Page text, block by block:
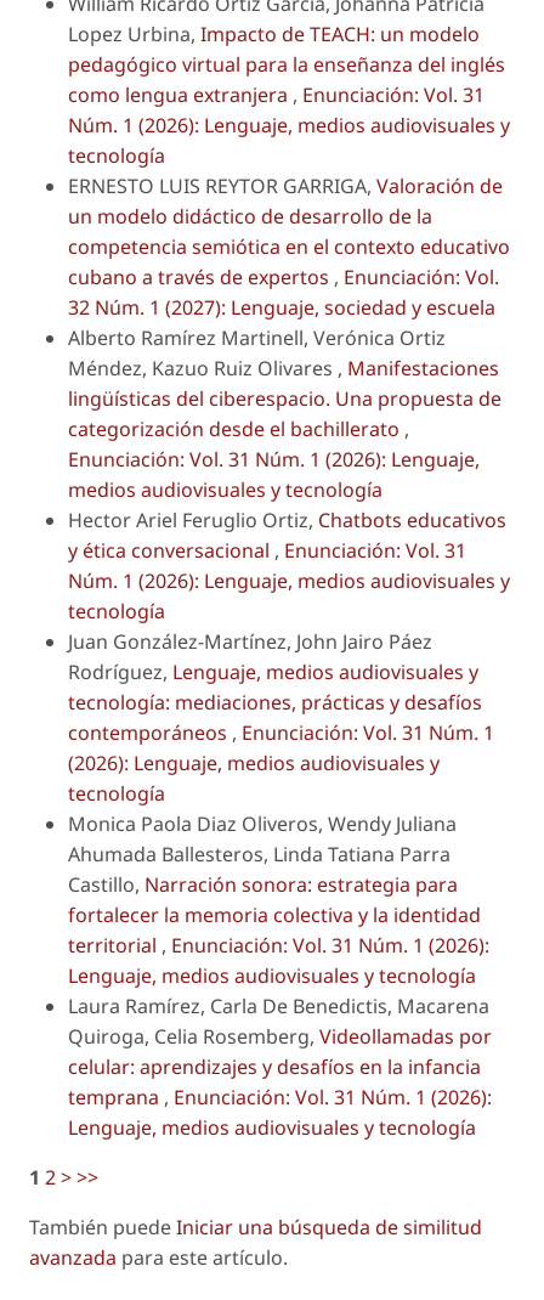
Lopez Urbina, Impacto de TEACH: un modelo
pedagógico virtual para la enseñanza del inglés
como lengua extranjera , Enunciación: Vol. 31
Núm. 1 (2026): Lenguaje, medios audiovisuales y
tecnología
ERNESTO LUIS REYTOR GARRIGA, Valoración de
un modelo didáctico de desarrollo de la
competencia semiótica en el contexto educativo
cubano a través de expertos , Enunciación: Vol.
32 Núm. 1 (2027): Lenguaje, sociedad y escuela
Alberto Ramírez Martinell, Verónica Ortiz
Méndez, Kazuo Ruiz Olivares , Manifestaciones
lingüísticas del ciberespacio. Una propuesta de
categorización desde el bachillerato ,
Enunciación: Vol. 31 Núm. 1 (2026): Lenguaje,
medios audiovisuales y tecnología
Hector Ariel Feruglio Ortiz, Chatbots educativos
y ética conversacional , Enunciación: Vol. 31
Núm. 1 (2026): Lenguaje, medios audiovisuales y
tecnología
Juan González-Martínez, John Jairo Páez
Rodríguez, Lenguaje, medios audiovisuales y
tecnología: mediaciones, prácticas y desafíos
contemporáneos , Enunciación: Vol. 31 Núm. 1
(2026): Lenguaje, medios audiovisuales y
tecnología
Monica Paola Diaz Oliveros, Wendy Juliana
Ahumada Ballesteros, Linda Tatiana Parra
Castillo, Narración sonora: estrategia para
fortalecer la memoria colectiva y la identidad
territorial , Enunciación: Vol. 31 Núm. 1 (2026):
Lenguaje, medios audiovisuales y tecnología
Laura Ramírez, Carla De Benedictis, Macarena
Quiroga, Celia Rosemberg, Videollamadas por
celular: aprendizajes y desafíos en la infancia
temprana , Enunciación: Vol. 31 Núm. 1 (2026):
Lenguaje, medios audiovisuales y tecnología
1 2>>>
También puedeIniciar una búsqueda de similitud
avanzada para este artículo.